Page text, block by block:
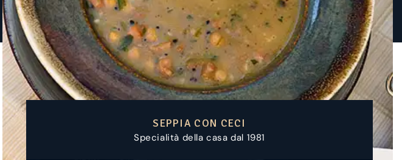
PIATTO FRITTO 'STOMORICA'
Specialità della casa